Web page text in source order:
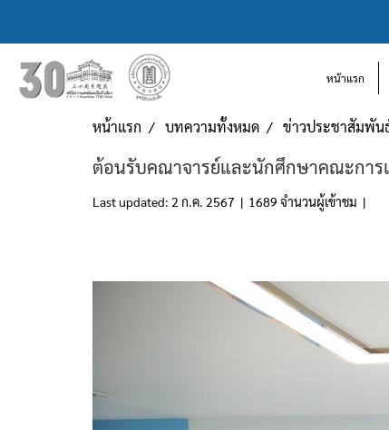
หน้าแรก
หน้าแรก บทความทั้งหมด ข่าวประชาสัมพัน
ต้อนรับคณาจารย์และนักศึกษาคณะการ
Last updated: 2 ก.ค. 2567 | 1689 จำนวนผู้เข้าชม |